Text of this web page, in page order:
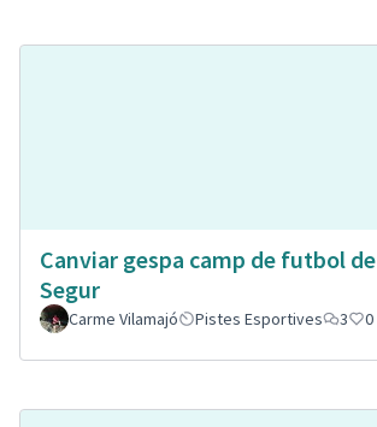
Canviar gespa camp de futbol de
Segur
Carme Vilamajó Pistes Esportives 3 0